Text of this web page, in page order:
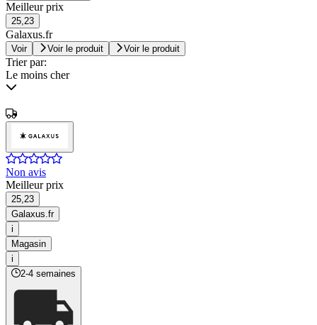
Meilleur prix
25,23
Galaxus.fr
Voir Voir le produit Voir le produit
Trier par:
Le moins cher
Non avis
Meilleur prix
25,23
Galaxus.fr
i
Magasin
i
2-4 semaines